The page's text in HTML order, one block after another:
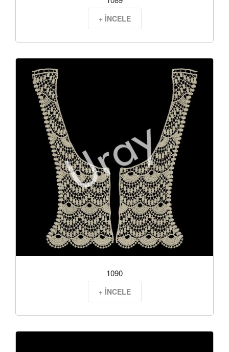
+ İNCELE
1090
+ İNCELE